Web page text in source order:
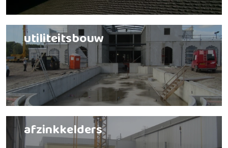
utiliteitsbouw
afzinkkelders